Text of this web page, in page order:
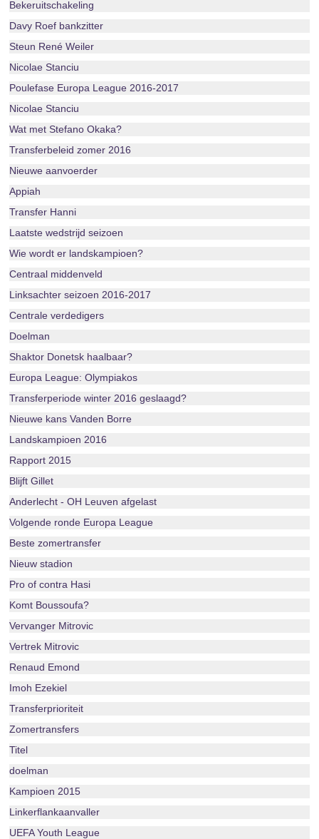
Bekeruitschakeling
Davy Roef bankzitter
Steun René Weiler
Nicolae Stanciu
Poulefase Europa League 2016-2017
Nicolae Stanciu
Wat met Stefano Okaka?
Transferbeleid zomer 2016
Nieuwe aanvoerder
Appiah
Transfer Hanni
Laatste wedstrijd seizoen
Wie wordt er landskampioen?
Centraal middenveld
Linksachter seizoen 2016-2017
Centrale verdedigers
Doelman
Shaktor Donetsk haalbaar?
Europa League: Olympiakos
Transferperiode winter 2016 geslaagd?
Nieuwe kans Vanden Borre
Landskampioen 2016
Rapport 2015
Blijft Gillet
Anderlecht - OH Leuven afgelast
Volgende ronde Europa League
Beste zomertransfer
Nieuw stadion
Pro of contra Hasi
Komt Boussoufa?
Vervanger Mitrovic
Vertrek Mitrovic
Renaud Emond
Imoh Ezekiel
Transferprioriteit
Zomertransfers
Titel
doelman
Kampioen 2015
Linkerflankaanvaller
UEFA Youth League